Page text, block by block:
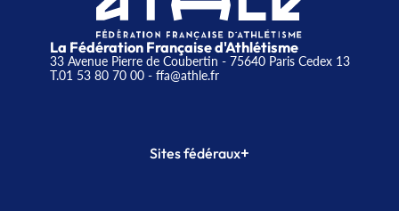
La Fédération Française d'Athlétisme
33 Avenue Pierre de Coubertin - 75640 Paris Cedex 13
T.01 53 80 70 00- ffa@athle.fr
Sites fédéraux+